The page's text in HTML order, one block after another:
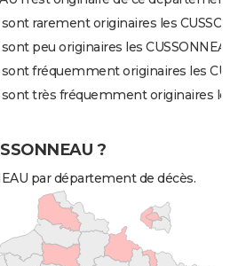
rarement originaires les
peu originaires les
fréquemment originaires les
très fréquemment originaires
?
par département de décès.